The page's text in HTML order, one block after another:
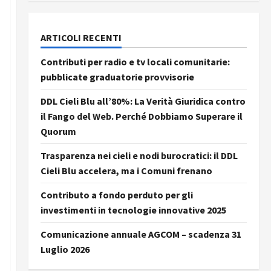
ARTICOLI RECENTI
Contributi per radio e tv locali comunitarie:
pubblicate graduatorie provvisorie
DDL Cieli Blu all’80%: La Verità Giuridica contro
il Fango del Web. Perché Dobbiamo Superare il
Quorum
Trasparenza nei cieli e nodi burocratici: il DDL
Cieli Blu accelera, ma i Comuni frenano
Contributo a fondo perduto per gli
investimenti in tecnologie innovative 2025
Comunicazione annuale AGCOM – scadenza 31
Luglio 2026